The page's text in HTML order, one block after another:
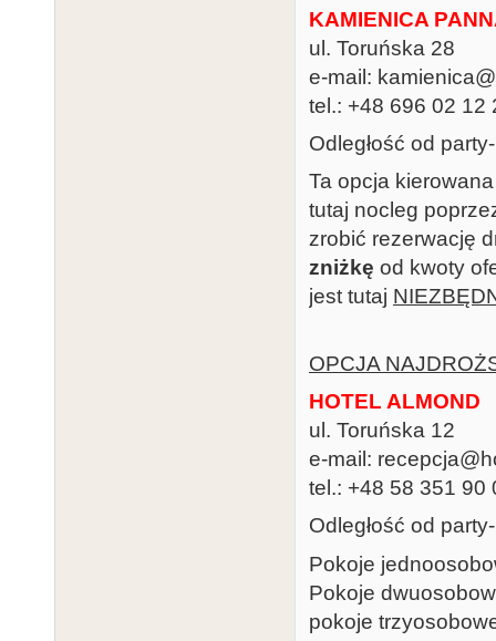
KAMIENICA
ul. Toruńska 28
e-mail:
tel.: +48 696 02 12
Odległość od
Ta opcja
tutaj nocleg
zrobić rezerwację
zniżkę od kwoty
jest tutaj
OPCJA
HOTEL ALMOND
ul. Toruńska 12
e-mail:
tel.: +48 58 351 90
Odległość od
Pokoje
Pokoje
pokoje